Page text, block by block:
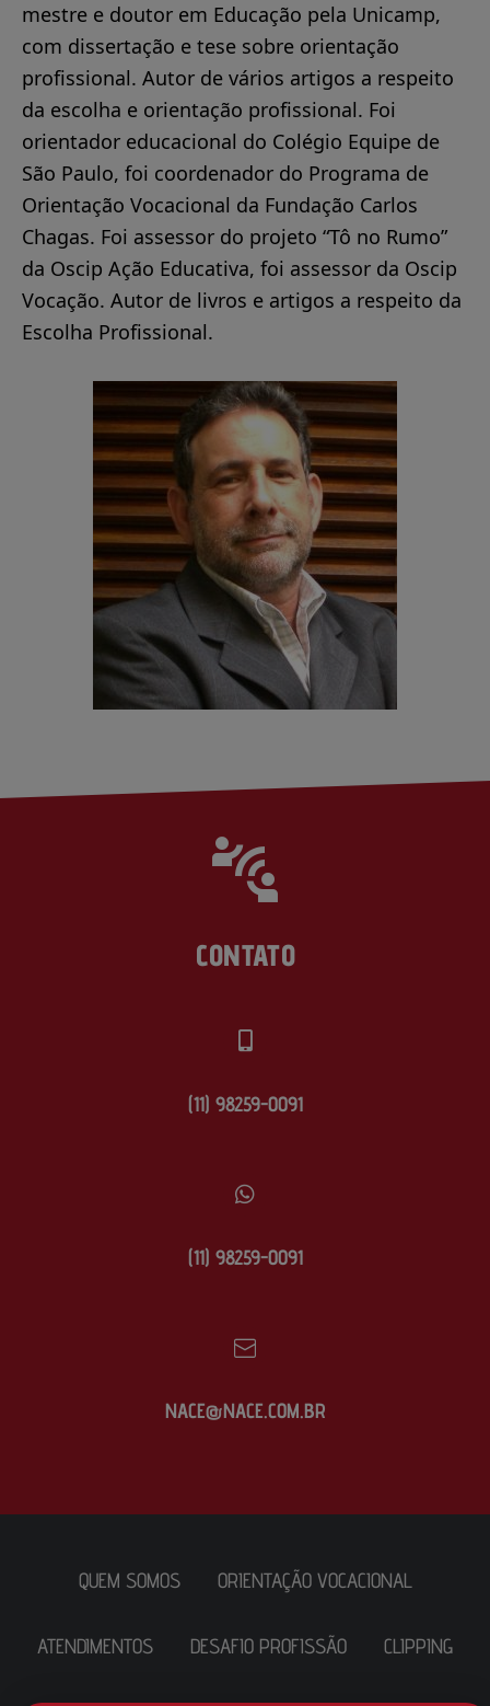
mestre e doutor em Educação pela Unicamp,
com dissertação e tese sobre orientação
profissional. Autor de vários artigos a respeito
da escolha e orientação profissional. Foi
orientador educacional do Colégio Equipe de
São Paulo, foi coordenador do Programa de
Orientação Vocacional da Fundação Carlos
Chagas. Foi assessor do projeto “Tô no Rumo”
da Oscip Ação Educativa, foi assessor da Oscip
Vocação. Autor de livros e artigos a respeito da
Escolha Profissional.
CONTATO
(11) 98259-0091
(11) 98259-0091
NACE@NACE.COM.BR
QUEM SOMOS ORIENTAÇÃO VOCACIONAL
ATENDIMENTOS DESAFIO PROFISSÃO CLIPPING